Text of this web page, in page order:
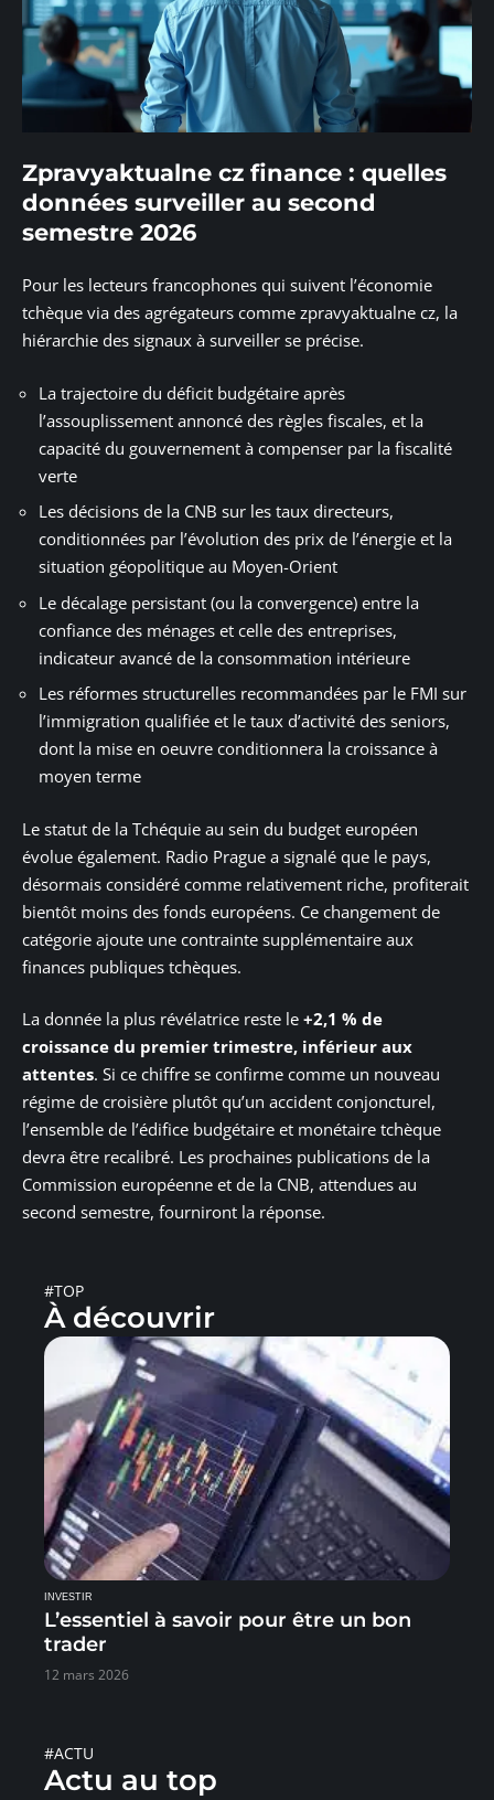
Zpravyaktualne cz finance : quelles
données surveiller au second
semestre 2026
Pour les lecteurs francophones qui suivent l’économie
tchèque via des agrégateurs comme zpravyaktualne cz, la
hiérarchie des signaux à surveiller se précise.
La trajectoire du déficit budgétaire après
l’assouplissement annoncé des règles fiscales, et la
capacité du gouvernement à compenser par la fiscalité
verte
Les décisions de la CNB sur les taux directeurs,
conditionnées par l’évolution des prix de l’énergie et la
situation géopolitique au Moyen-Orient
Le décalage persistant (ou la convergence) entre la
confiance des ménages et celle des entreprises,
indicateur avancé de la consommation intérieure
Les réformes structurelles recommandées par le FMI sur
l’immigration qualifiée et le taux d’activité des seniors,
dont la mise en oeuvre conditionnera la croissance à
moyen terme
Le statut de la Tchéquie au sein du budget européen
évolue également. Radio Prague a signalé que le pays,
désormais considéré comme relativement riche, profiterait
bientôt moins des fonds européens. Ce changement de
catégorie ajoute une contrainte supplémentaire aux
finances publiques tchèques.
La donnée la plus révélatrice reste le +2,1 % de
croissance du premier trimestre, inférieur aux
attentes. Si ce chiffre se confirme comme un nouveau
régime de croisière plutôt qu’un accident conjoncturel,
l’ensemble de l’édifice budgétaire et monétaire tchèque
devra être recalibré. Les prochaines publications de la
Commission européenne et de la CNB, attendues au
second semestre, fourniront la réponse.
#TOP
À découvrir
INVESTIR
L’essentiel à savoir pour être un bon
trader
12 mars 2026
#ACTU
Actu au top